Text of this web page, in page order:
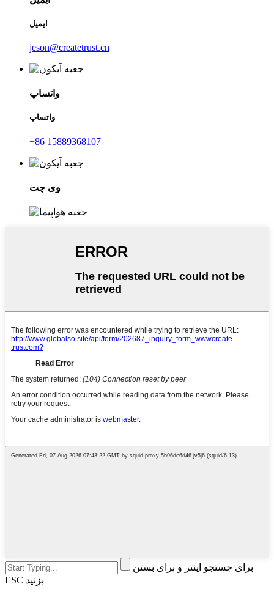
ایمیل
jeson@createtrust.cn
واتساپ
واتساپ
‎+86 15889368107‎
وی چت
برای جستجو اینتر و برای بستن
ESC بزنید